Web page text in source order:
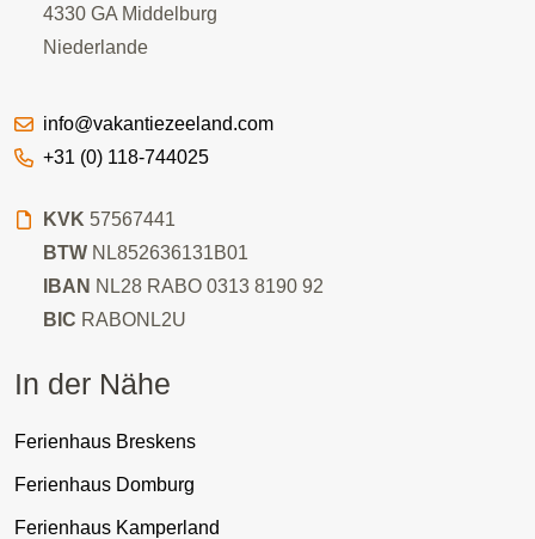
4330 GA Middelburg
Niederlande
info@vakantiezeeland.com
+31 (0) 118-744025
KVK 57567441
BTW NL852636131B01
IBAN NL28 RABO 0313 8190 92
BIC RABONL2U
In der Nähe
Ferienhaus Breskens
Ferienhaus Domburg
Ferienhaus Kamperland